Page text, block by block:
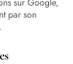
par son